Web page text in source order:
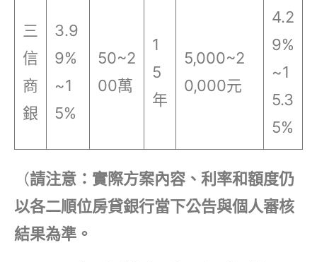
三
信
商
銀
3.9
9%
~1
5%
50~2
00萬
1
5
年
5,000~2
0,000元
4.2
9%
~1
5.3
5%
（請注意：實際方案內容、利率和額度仍
以各二順位房貸銀行當下公告與個人審核
結果為準。